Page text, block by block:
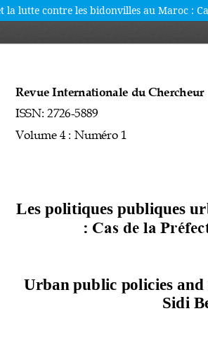
lutte contre les bidonvilles au Maroc :